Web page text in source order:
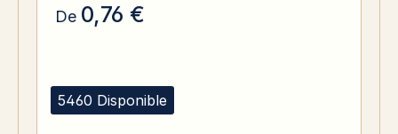
5460 Disponible
De 0,76 €